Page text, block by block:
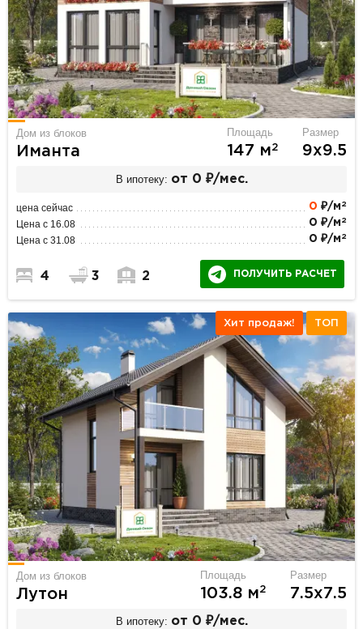
Дом из блоков
Иманта
Площадь
147 м2
Размер
9х9.5
В ипотеку: от 0 ₽/мес.
цена сейчас 0 ₽/м 2
Цена с 16.08 0 ₽/м 2
Цена с 31.08 0 ₽/м 2
4 3 2 ПОЛУЧИТЬ РАСЧЕТ
Хит продаж! ТОП
Дом из блоков
Лутон
Площадь
103.8 м2
Размер
7.5х7.5
В ипотеку: от 0 ₽/мес.